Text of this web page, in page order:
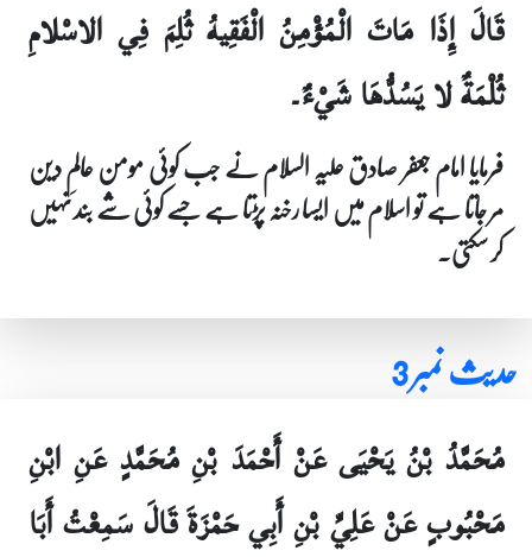
قَالَ إِذَا مَاتَ الْمُؤْمِنُ الْفَقِيهُ ثُلِمَ فِي الاسْلامِ
ثُلْمَةٌ لا يَسُدُّهَا شَيْءٌ۔
فرمایا امام جعفر صادق علیہ السلام نے جب کوئی مومن عالمِ دین
مر جاتا ہے تو اسلام میں ایسا رخنہ پڑتا ہے جسے کوئی شے بند نہیں
کر سکتی۔
حدیث نمبر 3
مُحَمَّدُ بْنُ يَحْيَى عَنْ أَحْمَدَ بْنِ مُحَمَّدٍ عَنِ ابْنِ
مَحْبُوبٍ عَنْ عَلِيِّ بْنِ أَبِي حَمْزَةَ قَالَ سَمِعْتُ أَبَا